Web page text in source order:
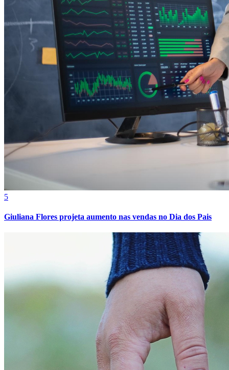
Fortaleza
5
Giuliana Flores projeta aumento nas vendas no Dia dos Pais